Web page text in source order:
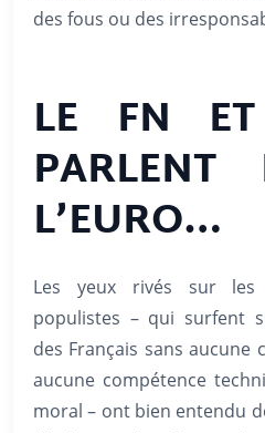
des fous ou des
LE FN
L’EURO…
Les yeux rivés sur les
populistes – qui surfent
des Français sans aucune
aucune compétence
moral – ont bien entendu